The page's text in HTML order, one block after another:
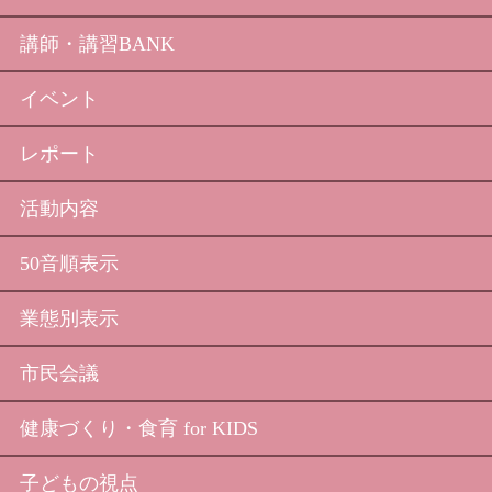
講師・講習BANK
イベント
レポート
活動内容
50音順表示
業態別表示
市民会議
健康づくり・食育 for KIDS
子どもの視点